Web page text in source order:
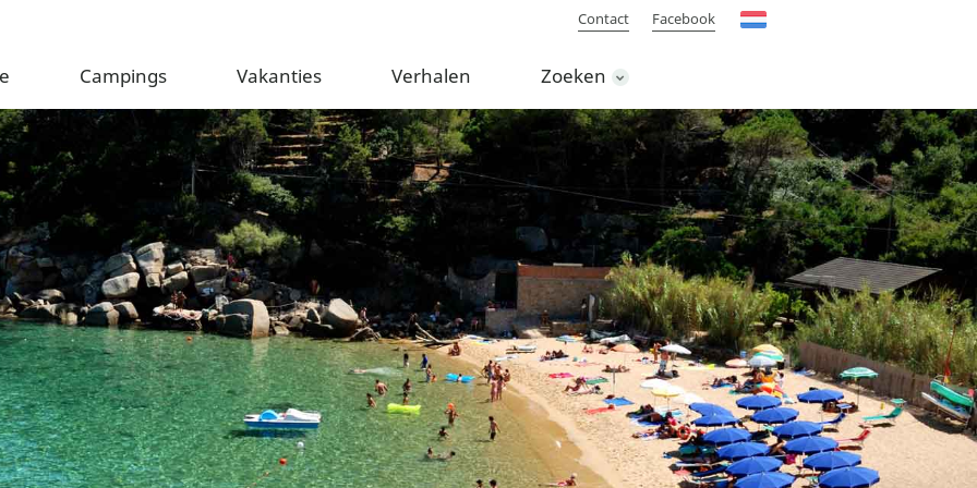
Campings Vakanties Verhalen Zoeken
Contact Facebook